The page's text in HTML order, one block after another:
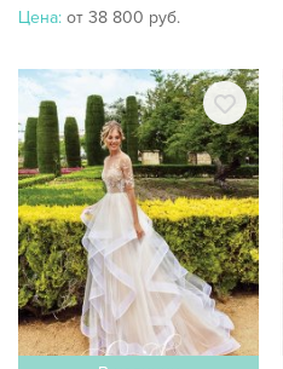
Цена: от 38 800 руб.